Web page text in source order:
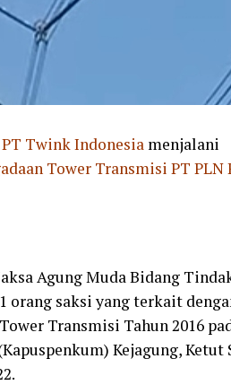
Twink Indonesia menjalani
Tower Transmisi PT PLN
Agung Muda Bidang
orang saksi yang terkait
Transmisi Tahun 2016
Kejagung, Ketut